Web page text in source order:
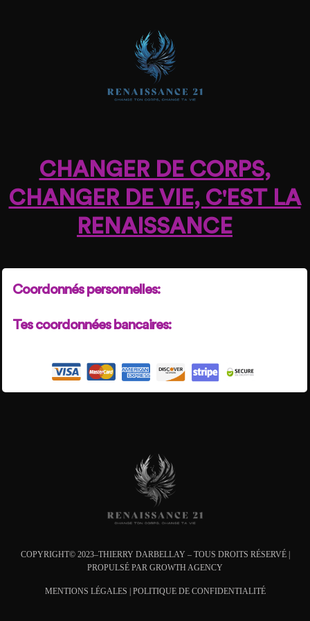
CHANGER DE CORPS,
CHANGER DE VIE, C'EST LA
RENAISSANCE
Coordonnés personnelles:
Tes coordonnées bancaires:
COPYRIGHT© 2023–THIERRY DARBELLAY – TOUS DROITS RÉSERVÉ |
PROPULSÉ PAR GROWTH AGENCY
MENTIONS LÉGALES POLITIQUE DE CONFIDENTIALITÉ